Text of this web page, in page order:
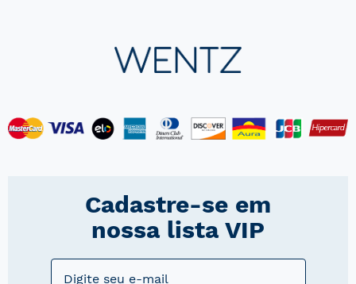
Cadastre-se em
nossa lista VIP